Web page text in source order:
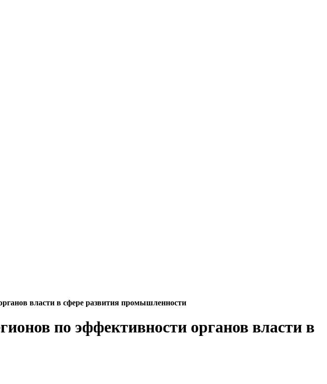
власти в сфере развития промышленности
по эффективности органов власти в